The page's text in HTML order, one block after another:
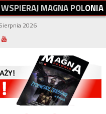
WSPIERAJMAGNAPOLONIA
2026